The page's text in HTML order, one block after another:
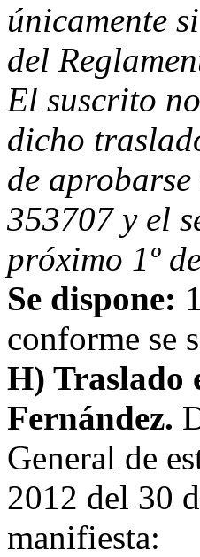
únicamente
del
El suscrito
dicho
de
353707 y el
próximo 1º
Se dispone:
conforme se
H) Traslado
Fernández.
General de
2012 del 30
manifiesta: